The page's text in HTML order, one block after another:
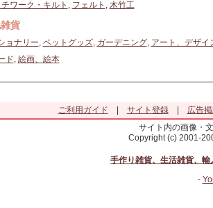
ワーク・キルト , フェルト , 木竹工
貨
ョナリー, ペットグッズ, ガーデニング, アート、デザイ
ド, 絵画、絵本
ご利用ガイド サイト登録|
広告
サイト内の画像・
Copyright (c) 2001-
手作り雑貨、生活雑貨、
-